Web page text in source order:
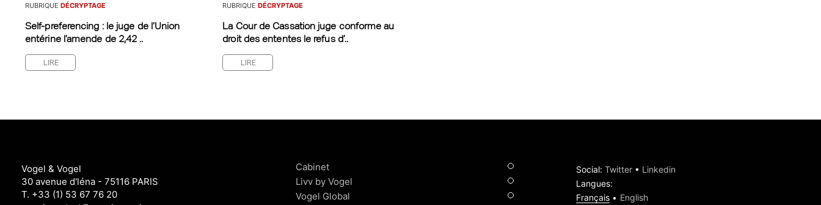
RUBRIQUE DÉCRYPTAGE
Self-preferencing : le juge de l’Union
entérine l’amende de 2,42 ..
LIRE
RUBRIQUEDÉCRYPTAGE
La Cour de Cassation juge conforme au
droit des ententes le refus d’..
LIRE
Vogel & Vogel
30 avenue d'léna - 75116 PARIS
T. +33 (1) 53 67 76 20
Cabinet
Livv by Vogel
Vogel Global
Social: Twitter• Linkedin
Langues:
Français
English